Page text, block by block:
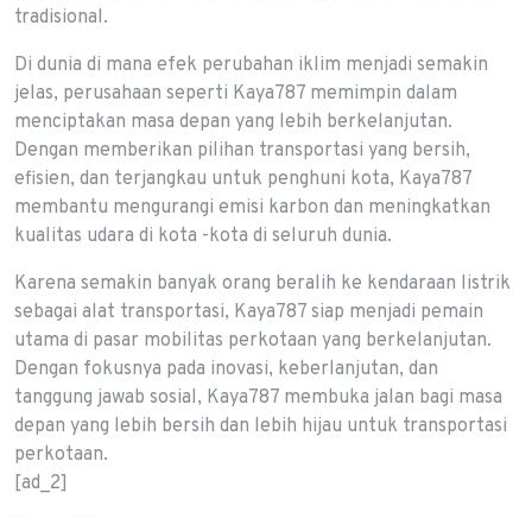
tradisional.
Di dunia di mana efek perubahan iklim menjadi semakin
jelas, perusahaan seperti Kaya787 memimpin dalam
menciptakan masa depan yang lebih berkelanjutan.
Dengan memberikan pilihan transportasi yang bersih,
efisien, dan terjangkau untuk penghuni kota, Kaya787
membantu mengurangi emisi karbon dan meningkatkan
kualitas udara di kota -kota di seluruh dunia.
Karena semakin banyak orang beralih ke kendaraan listrik
sebagai alat transportasi, Kaya787 siap menjadi pemain
utama di pasar mobilitas perkotaan yang berkelanjutan.
Dengan fokusnya pada inovasi, keberlanjutan, dan
tanggung jawab sosial, Kaya787 membuka jalan bagi masa
depan yang lebih bersih dan lebih hijau untuk transportasi
perkotaan.
[ad_2]